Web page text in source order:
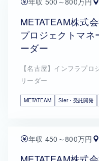
METATEAM株式
プロジェクトマネ
ーダー
【名古屋】インフラプ
リーダー
METATEAM SIer・受託開発
年収 450～800万円